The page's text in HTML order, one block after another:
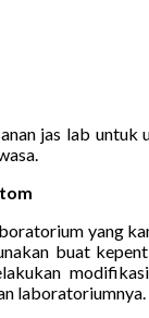
jas lab untuk
yang
buat
laboratoriumnya.